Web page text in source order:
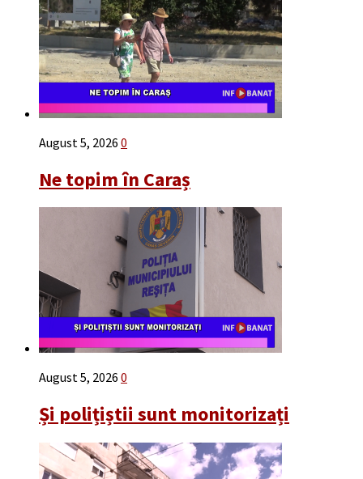
August 5, 2026 0
Ne topim în Caraș
August 5, 2026 0
Și polițiștii sunt monitorizați